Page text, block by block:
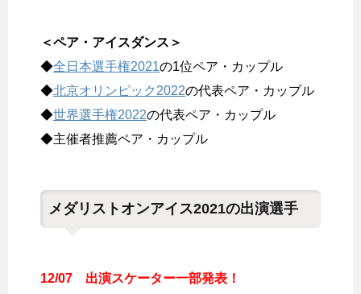
＜ペア・アイスダンス＞
◆全日本選手権2021の1位ペア・カップル
◆北京オリンピック2022の代表ペア・カップル
◆世界選手権2022の代表ペア・カップル
◆主催者推薦ペア・カップル
メダリストオンアイス2021の出演選手
12/07 出演スケーター一部発表！